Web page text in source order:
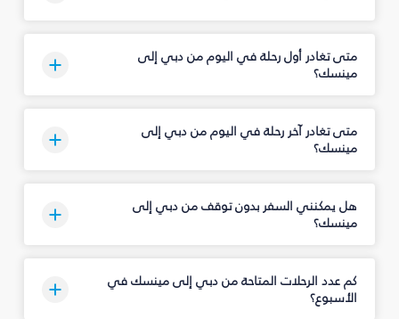
متى تغادر أول رحلة في اليوم من دبي إلى
مينسك؟
متى تغادر آخر رحلة في اليوم من دبي إلى
مينسك؟
هل يمكنني السفر بدون توقف من دبي إلى
مينسك؟
كم عدد الرحلات المتاحة من دبي إلى مينسك في
الأسبوع؟